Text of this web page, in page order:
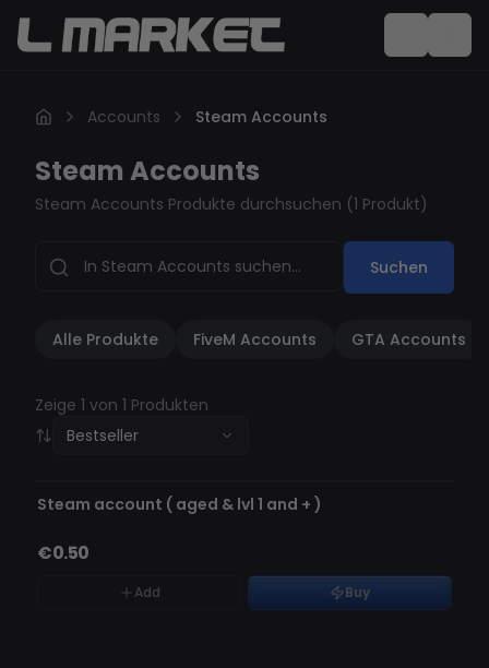
Accounts Steam Accounts
Steam Accounts
Steam Accounts Produkte durchsuchen (1 Produkt)
Suchen
Alle Produkte FiveM Accounts GTA Accounts
Zeige 1 von 1 Produkten
Bestseller
Steam account ( aged & lvl 1 and + )
€0.50
Add Buy